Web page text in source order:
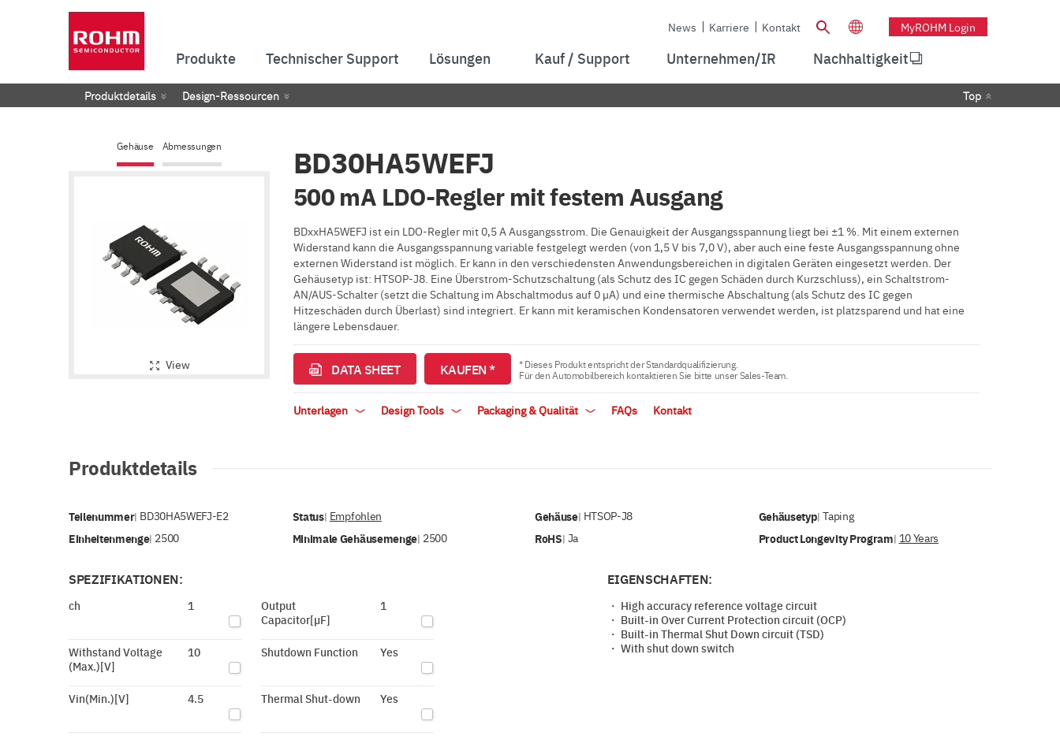
News Karriere Kontakt MyROHM Login
Produkte Technischer Support Lösungen Kauf / Support Unternehmen/IR Nachhaltigkeit
Produktdetails Design-Ressourcen Top
Gehäuse Abmessungen
View
BD30HA5WEFJ
500 mA LDO-Regler mit festem Ausgang
BDxxHA5WEFJ ist ein LDO-Regler mit 0,5 A Ausgangsstrom. Die Genauigkeit der Ausgangsspannung liegt bei ±1 %. Mit einem externen
Widerstand kann die Ausgangsspannung variable festgelegt werden (von 1,5 V bis 7,0 V), aber auch eine feste Ausgangsspannung ohne
externen Widerstand ist möglich. Er kann in den verschiedensten Anwendungsbereichen in digitalen Geräten eingesetzt werden. Der
Gehäusetyp ist: HTSOP-J8. Eine Überstrom-Schutzschaltung (als Schutz des IC gegen Schäden durch Kurzschluss), ein Schaltstrom-
AN/AUS-Schalter (setzt die Schaltung im Abschaltmodus auf 0 µA) und eine thermische Abschaltung (als Schutz des IC gegen
Hitzeschäden durch Überlast) sind integriert. Er kann mit keramischen Kondensatoren verwendet werden, ist platzsparend und hat eine
längere Lebensdauer.
DATA SHEET KAUFEN *
* Dieses Produkt entspricht der Standardqualifizierung.
Für den Automobilbereich kontaktieren Sie bitte unser Sales-Team.
Unterlagen Design Tools Packaging & Qualität FAQs Kontakt
Produktdetails
Teilenummer| BD30HA5WEFJ-E2 Status| Empfohlen Gehäuse| HTSOP-J8 Gehäusetyp|Taping
Einheitenmenge| 2500 Minimale Gehäusemenge| 2500 RoHS| Ja Product Longevity Program| 10 Years
SPEZIFIKATIONEN:
ch 1
Withstand Voltage
(Max.)[V]
10
Vin(Min.)[V] 4.5
Output
Capacitor[µF]
1
Shutdown Function Yes
Thermal Shut-down Yes
EIGENSCHAFTEN:
・ High accuracy reference voltage circuit
・ Built-in Over Current Protection circuit (OCP)
・ Built-in Thermal Shut Down circuit (TSD)
・ With shut down switch